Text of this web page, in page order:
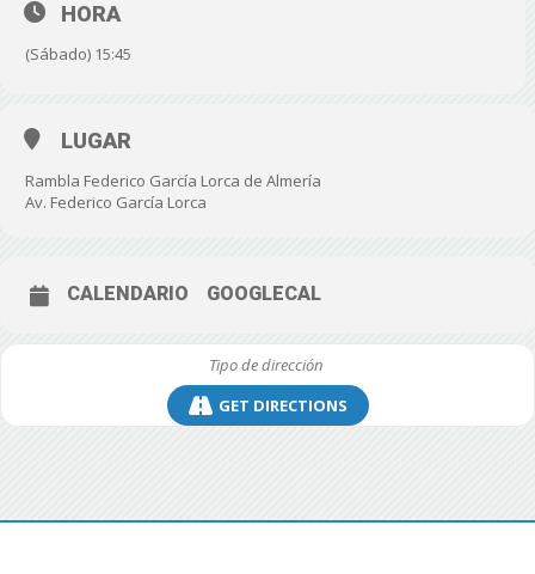
HORA
(Sábado) 15:45
LUGAR
Rambla Federico García Lorca de Almería
Av. Federico García Lorca
CALENDARIO GOOGLECAL
GET DIRECTIONS